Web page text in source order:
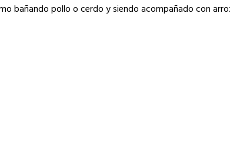
bañando pollo o cerdo y siendo acompañado con